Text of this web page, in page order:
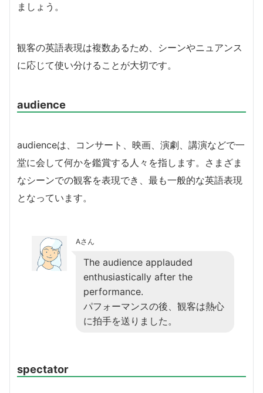
ましょう。
観客の英語表現は複数あるため、シーンやニュアンス
に応じて使い分けることが大切です。
audience
audienceは、コンサート、映画、演劇、講演などで一
堂に会して何かを鑑賞する人々を指します。さまざま
なシーンでの観客を表現でき、最も一般的な英語表現
となっています。
Aさん
The audience applauded
enthusiastically after the
performance.
パフォーマンスの後、観客は熱心
に拍手を送りました。
spectator